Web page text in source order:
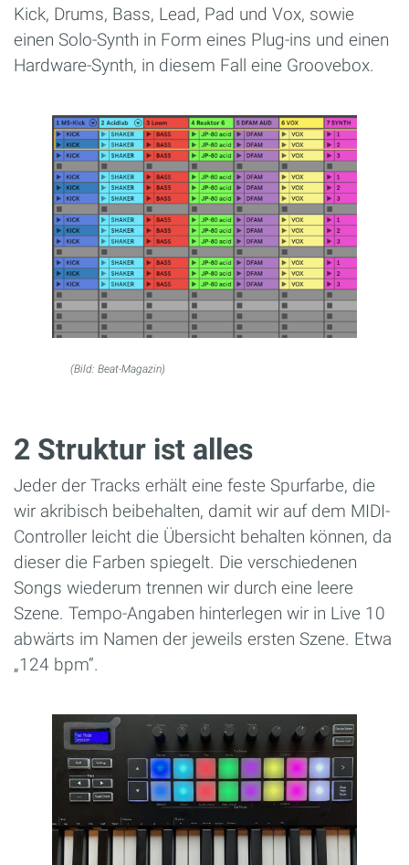
Kick, Drums, Bass, Lead, Pad und Vox, sowie
einen Solo-Synth in Form eines Plug-ins und einen
Hardware-Synth, in diesem Fall eine Groovebox.
(Bild: Beat-Magazin)
2 Struktur ist alles
Jeder der Tracks erhält eine feste Spurfarbe, die
wir akribisch beibehalten, damit wir auf dem MIDI-
Controller leicht die Übersicht behalten können, da
dieser die Farben spiegelt. Die verschiedenen
Songs wiederum trennen wir durch eine leere
Szene. Tempo-Angaben hinterlegen wir in Live 10
abwärts im Namen der jeweils ersten Szene. Etwa
„124 bpm“.